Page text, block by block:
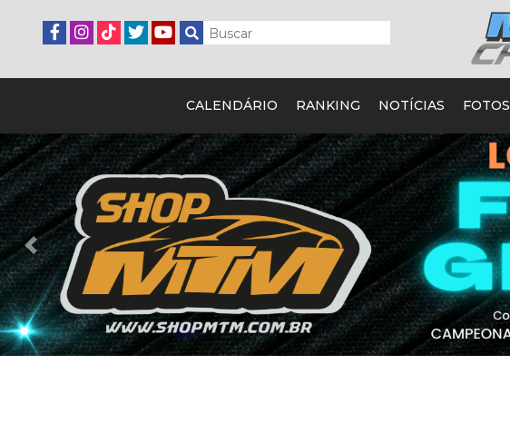
CALENDÁRIO RANKING NOTÍCIAS FOTOS
Previous